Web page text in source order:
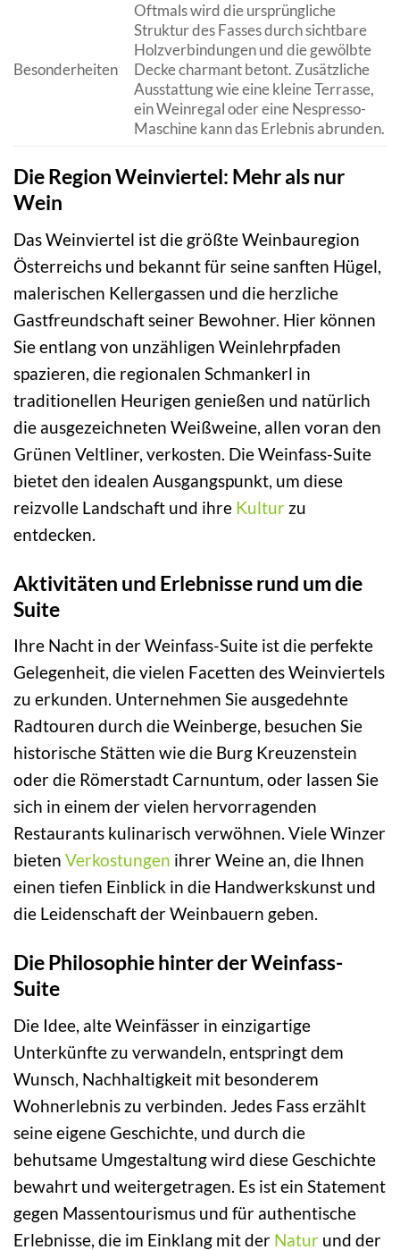
Besonderheiten
Oftmals wird die ursprüngliche
Struktur des Fasses durch sichtbare
Holzverbindungen und die gewölbte
Decke charmant betont. Zusätzliche
Ausstattung wie eine kleine Terrasse,
ein Weinregal oder eine Nespresso-
Maschine kann das Erlebnis abrunden.
Die Region Weinviertel: Mehr als nur
Wein
Das Weinviertel ist die größte Weinbauregion
Österreichs und bekannt für seine sanften Hügel,
malerischen Kellergassen und die herzliche
Gastfreundschaft seiner Bewohner. Hier können
Sie entlang von unzähligen Weinlehrpfaden
spazieren, die regionalen Schmankerl in
traditionellen Heurigen genießen und natürlich
die ausgezeichneten Weißweine, allen voran den
Grünen Veltliner, verkosten. Die Weinfass-Suite
bietet den idealen Ausgangspunkt, um diese
reizvolle Landschaft und ihre Kultur zu
entdecken.
Aktivitäten und Erlebnisse rund um die
Suite
Ihre Nacht in der Weinfass-Suite ist die perfekte
Gelegenheit, die vielen Facetten des Weinviertels
zu erkunden. Unternehmen Sie ausgedehnte
Radtouren durch die Weinberge, besuchen Sie
historische Stätten wie die Burg Kreuzenstein
oder die Römerstadt Carnuntum, oder lassen Sie
sich in einem der vielen hervorragenden
Restaurants kulinarisch verwöhnen. Viele Winzer
bieten Verkostungen ihrer Weine an, die Ihnen
einen tiefen Einblick in die Handwerkskunst und
die Leidenschaft der Weinbauern geben.
Die Philosophie hinter der Weinfass-
Suite
Die Idee, alte Weinfässer in einzigartige
Unterkünfte zu verwandeln, entspringt dem
Wunsch, Nachhaltigkeit mit besonderem
Wohnerlebnis zu verbinden. Jedes Fass erzählt
seine eigene Geschichte, und durch die
behutsame Umgestaltung wird diese Geschichte
bewahrt und weitergetragen. Es ist ein Statement
gegen Massentourismus und für authentische
Erlebnisse, die im Einklang mit der Natur und der